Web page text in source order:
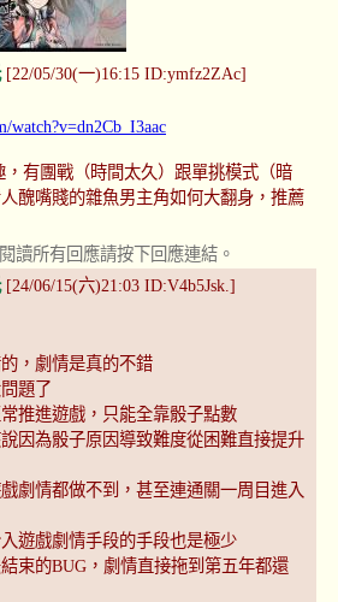
[22/05/30(一)16:15 ID:ymfz2ZAc]
watch?v=dn2Cb_I3aac
有團戰（時間太久）跟單挑模式（暗
醜嘴賤的雜魚男主角如何大翻身，推薦
讀所有回應請按下回應連結。
[24/06/15(六)21:03 ID:V4b5Jsk.]
，劇情是真的不錯
題了
推進遊戲，只能全靠骰子點數
因為骰子原因導致難度從困難直接提升
劇情都做不到，甚至連通關一周目進入
遊戲劇情手段的手段也是極少
束的BUG，劇情直接拖到第五年都還